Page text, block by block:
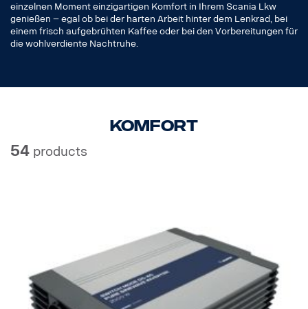
einzelnen Moment einzigartigen Komfort in Ihrem Scania Lkw
genießen – egal ob bei der harten Arbeit hinter dem Lenkrad, bei
einem frisch aufgebrühten Kaffee oder bei den Vorbereitungen für
die wohlverdiente Nachtruhe.
Komfort
54 products